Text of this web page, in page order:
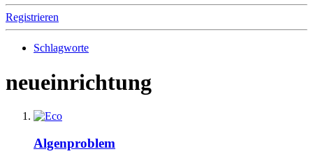
Registrieren
Schlagworte
neueinrichtung
Algenproblem